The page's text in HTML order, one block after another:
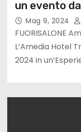
un evento
Mag 9, 2024
FUORISALONE
L’Amedia Hotel
2024 in